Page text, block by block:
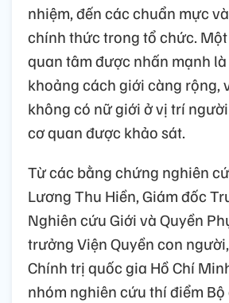
nhiệm, đến các chuẩn mực
chính thức trong tổ chức.
quan tâm được nhấn mạnh
khoảng cách giới càng rộng,
không có nữ giới ở vị trí
cơ quan được khảo sát.
Từ các bằng chứng nghiên
Lương Thu Hiền, Giám đốc
Nghiên cứu Giới và Quyền
trưởng Viện Quyền con
Chính trị quốc gia Hồ Chí
nhóm nghiên cứu thí điểm